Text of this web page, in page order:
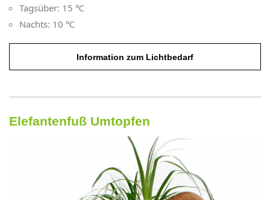
Tagsüber: 15 ℃
Nachts: 10 ℃
Information zum Lichtbedarf
Elefantenfuß Umtopfen